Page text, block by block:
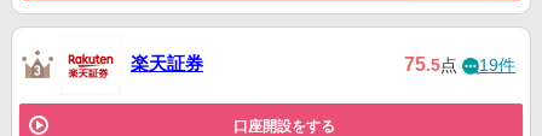
楽天証券 75.5点 19件
口座開設をする